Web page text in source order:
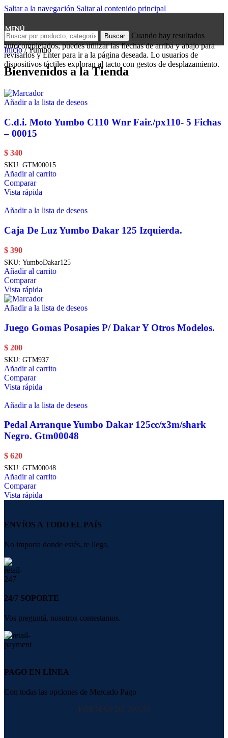
Saltar a la navegación Saltar al contenido principal
MENÚ
Buscar
Cuando hay resultados
autocompletados, puedes utilizar las flechas de arriba y abajo para
revisarlos y Enter para ir a la página deseada. Lo usuarios de
dispositivos táctiles exploran al tacto con gestos de desplazamiento.
Inicio/Yumbo
Bienvenidos a la Tienda
Añadir a la lista de deseos
C.d.i. Moto Yumbo C110 Wnr Fair./px110- 5 Fichas
– 00015
$ 340
SKU: GTM00015
Añadir al carrito
Comparar
Vista rápida
Añadir a la lista de deseos
Caja De Luz Yumbo Dakar 125 Izquierda.
$ 390
SKU: YumboDakar125
Añadir al carrito
Comparar
Vista rápida
Añadir a la lista de deseos
Juego Gomas Posapies P/ Dakar Y Otros Modelos.
$ 200
SKU: GTM937
Añadir al carrito
Comparar
Vista rápida
Añadir a la lista de deseos
Pedal Arranque Yumbo Dakar 125cc/x3m/shark
Negro. Gtm00048
$ 620
SKU: GTM00048
Añadir al carrito
Comparar
Vista rápida
ENVÍOS A TODO EL PAÍS
No importa donde estés, te llega.
24/7 SOPORTE
Vos preguntá, nosotros contestamos.
PAGO EN LÍNEA
Con todas las opciones de Mercado Pago
FORMAS DE PAGO